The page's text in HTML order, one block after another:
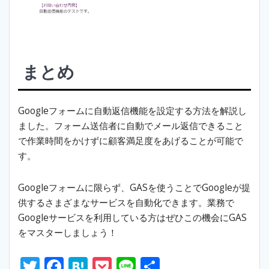
まとめ
Googleフォームに自動返信機能を設定する方法を解説し
ました。フォーム送信者に自動でメール返信できること
で作業時間をかけずに顧客満足度をあげることが可能で
す。
Googleフォームに限らず、GASを使うことでGoogleが提
供するさまざまなサービスを自動化できます。業務で
Googleサービスを利用している方はぜひこの機会にGAS
をマスターしましょう！